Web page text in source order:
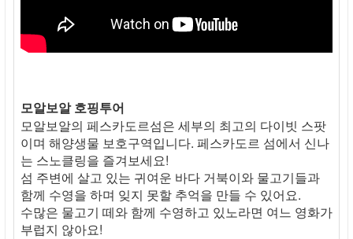
모알보알 호핑투어
모알보알의 페스카도르섬은 세부의 최고의 다이빗 스팟
이며 해양생물 보호구역입니다. 페스카도르 섬에서 신나
는 스노클링을 즐겨보세요!
섬 주변에 살고 있는 귀여운 바다 거북이와 물고기들과
함께 수영을 하며 잊지 못할 추억을 만들 수 있어요.
수많은 물고기 떼와 함께 수영하고 있노라면 여느 영화가
부럽지 않아요!